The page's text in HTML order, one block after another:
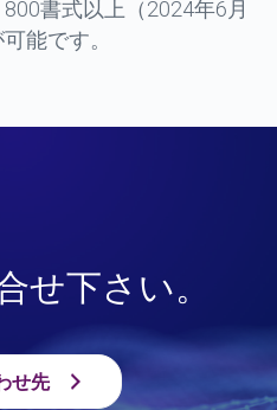
書式以上（2024年6月
能です。
せ下さい。
せ先